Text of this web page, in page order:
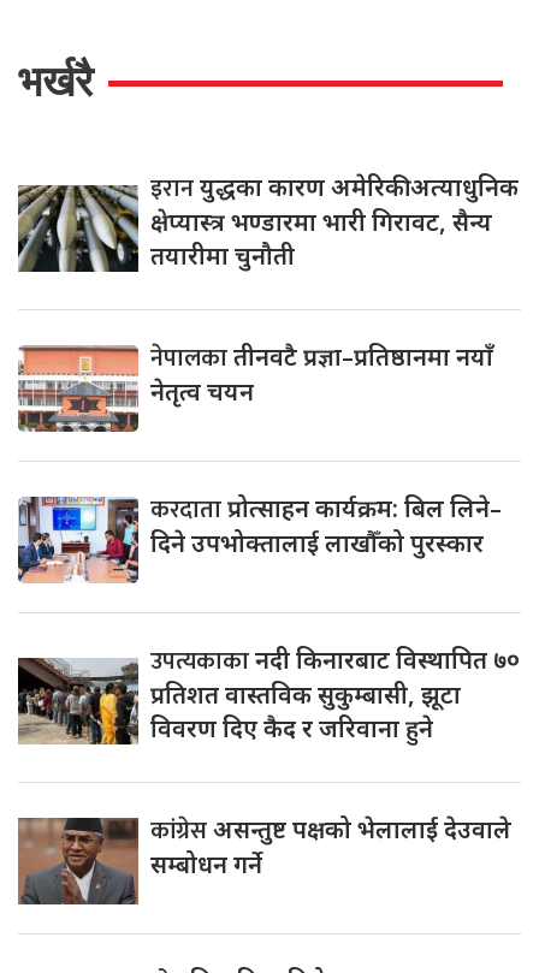
भर्खरै
इरानयुद्धका कारण अमेरिकी अत्याधुनिक
क्षेप्यास्त्र भण्डारमा भारी गिरावट, सैन्य
तयारीमा चुनौती
नेपालकातीनवटै प्रज्ञा–प्रतिष्ठानमा नयाँ
नेतृत्व चयन
करदाताप्रोत्साहन कार्यक्रम: बिल लिने–
दिने उपभोक्तालाई लाखौँको पुरस्कार
उपत्यकाकानदी किनारबाट विस्थापित ७०
प्रतिशत वास्तविक सुकुम्बासी, झूटा
विवरण दिए कैद र जरिवाना हुने
कांग्रेसअसन्तुष्ट पक्षको भेलालाई देउवाले
सम्बोधन गर्ने